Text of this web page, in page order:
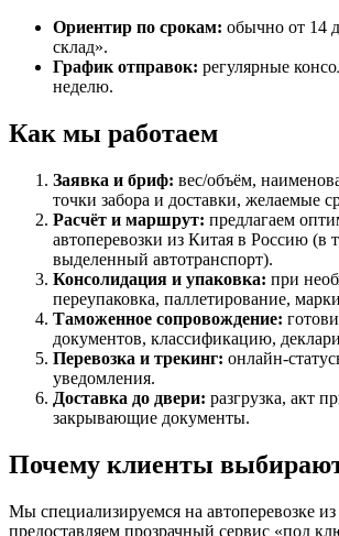
Ориентир по срокам: обычно от 14
склад».
График отправок: регулярные
неделю.
Как мы работаем
Заявка и бриф: вес/объём,
точки забора и доставки, желаемые
Расчёт и маршрут: предлагаем
автоперевозки из Китая в Россию (в
выделенный автотранспорт).
Консолидация и упаковка: при
переупаковка, паллетирование,
Таможенное сопровождение:
документов, классификацию,
Перевозка и трекинг: онлайн-
уведомления.
Доставка до двери: разгрузка, акт
закрывающие документы.
Почему клиенты
Мы специализируемся на автоперевозке
предоставляем прозрачный сервис «под